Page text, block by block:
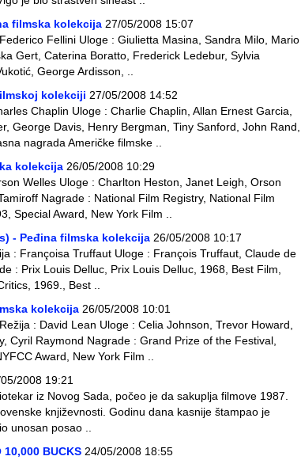
filmska kolekcija 27/05/2008 15:07
Fellini Uloge : Giulietta Masina, Sandra Milo, Mario
Gert, Caterina Boratto, Frederick Ledebur, Sylvia
George Ardisson, ..
kolekciji 27/05/2008 14:52
Chaplin Uloge : Charlie Chaplin, Allan Ernest Garcia,
George Davis, Henry Bergman, Tiny Sanford, John Rand,
nagrada Američke filmske ..
kolekcija 26/05/2008 10:29
Welles Uloge : Charlton Heston, Janet Leigh, Orson
Nagrade : National Film Registry, National Film
Special Award, New York Film ..
- Peđina filmska kolekcija 26/05/2008 10:17
: Françoisa Truffaut Uloge : François Truffaut, Claude de
: Prix Louis Delluc, Prix Louis Delluc, 1968, Best Film,
1969., Best ..
kolekcija 26/05/2008 10:01
: David Lean Uloge : Celia Johnson, Trevor Howard,
Cyril Raymond Nagrade : Grand Prize of the Festival,
Award, New York Film ..
2008 19:21
iz Novog Sada, počeo je da sakuplja filmove 1987.
književnosti. Godinu dana kasnije štampao je
unosan posao ..
BUCKS 24/05/2008 18:55